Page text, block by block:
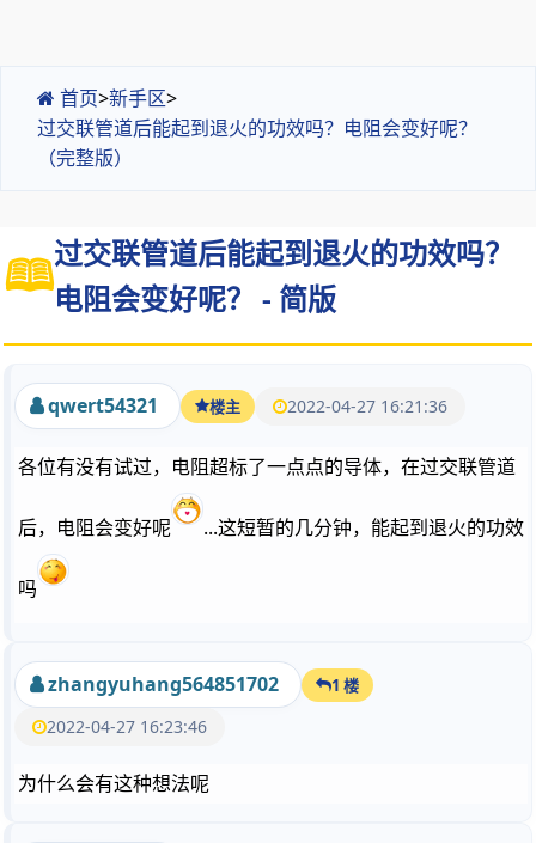
首页>新手区>
过交联管道后能起到退火的功效吗？电阻会变好呢？
（完整版）
过交联管道后能起到退火的功效吗？
电阻会变好呢？ - 简版
qwert54321 楼主 2022-04-27 16:21:36
各位有没有试过，电阻超标了一点点的导体，在过交联管道
后，电阻会变好呢 ...这短暂的几分钟，能起到退火的功效
吗
zhangyuhang564851702 1 楼
2022-04-27 16:23:46
为什么会有这种想法呢